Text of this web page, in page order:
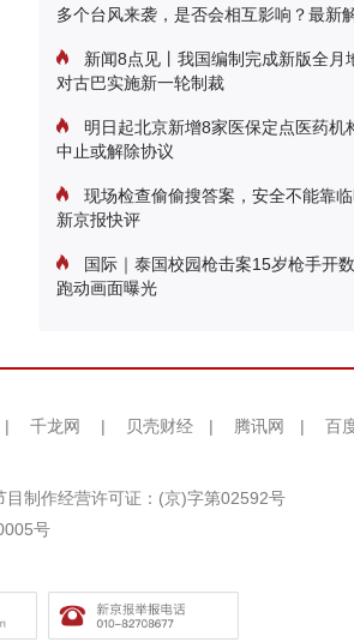
多个台风来袭，是否会相互影响？最新
新闻8点见丨我国编制完成新版全月
对古巴实施新一轮制裁
明日起北京新增8家医保定点医药机
中止或解除协议
现场检查偷偷搜答案，安全不能靠临
新京报快评
国际｜泰国校园枪击案15岁枪手开
跑动画面曝光
| 千龙网 | 贝壳财经 | 腾讯网 | 百
目制作经营许可证：(京)字第02592号
号